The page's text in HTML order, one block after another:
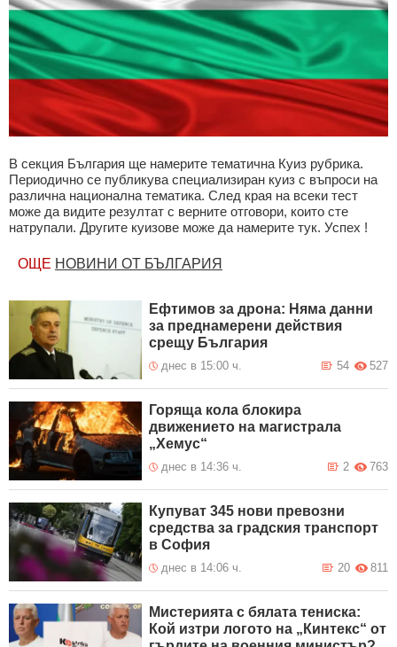
В секция България ще намерите тематична Куиз рубрика.
Периодично се публикува специализиран куиз с въпроси на
различна национална тематика. След края на всеки тест
може да видите резултат с верните отговори, които сте
натрупали. Другите куизове може да намерите тук. Успех !
ОЩЕ НОВИНИ ОТ БЪЛГАРИЯ
Ефтимов за дрона: Няма данни
за преднамерени действия
срещу България
днес в 15:00 ч. 527
54
Горяща кола блокира
движението на магистрала
„Хемус“
днес в 14:36 ч. 763
2
Купуват 345 нови превозни
средства за градския транспорт
в София
днес в 14:06 ч. 811
20
Мистерията с бялата тениска:
Кой изтри логото на „Кинтекс“ от